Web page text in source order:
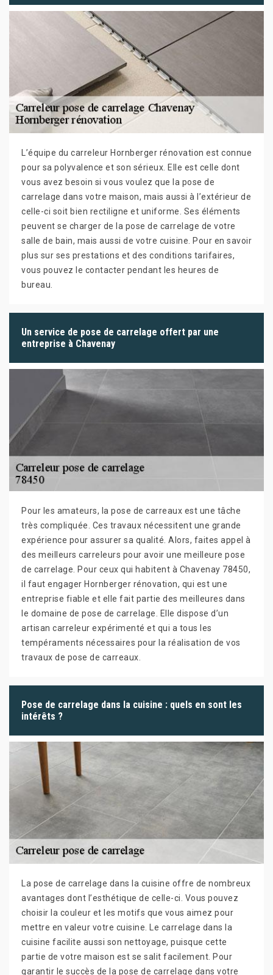
L’équipe du carreleur Hornberger rénovation est connue
pour sa polyvalence et son sérieux. Elle est celle dont
vous avez besoin si vous voulez que la pose de
carrelage dans votre maison, mais aussi à l’extérieur de
celle-ci soit bien rectiligne et uniforme. Ses éléments
peuvent se charger de la pose de carrelage de votre
salle de bain, mais aussi de votre cuisine. Pour en savoir
plus sur ses prestations et des conditions tarifaires,
vous pouvez le contacter pendant les heures de
bureau.
Un service de pose de carrelage offert par une
entreprise à Chavenay
Pour les amateurs, la pose de carreaux est une tâche
très compliquée. Ces travaux nécessitent une grande
expérience pour assurer sa qualité. Alors, faites appel à
des meilleurs carreleurs pour avoir une meilleure pose
de carrelage. Pour ceux qui habitent à Chavenay 78450,
il faut engager Hornberger rénovation, qui est une
entreprise fiable et elle fait partie des meilleures dans
le domaine de pose de carrelage. Elle dispose d’un
artisan carreleur expérimenté et qui a tous les
tempéraments nécessaires pour la réalisation de vos
travaux de pose de carreaux.
Pose de carrelage dans la cuisine : quels en sont les
intérêts ?
La pose de carrelage dans la cuisine offre de nombreux
avantages dont l’esthétique de celle-ci. Vous pouvez
choisir la couleur et les motifs que vous aimez pour
mettre en valeur votre cuisine. Le carrelage dans la
cuisine facilite aussi son nettoyage, puisque cette
partie de votre maison est se salit facilement. Pour
garantir le succès de la pose de carrelage dans votre